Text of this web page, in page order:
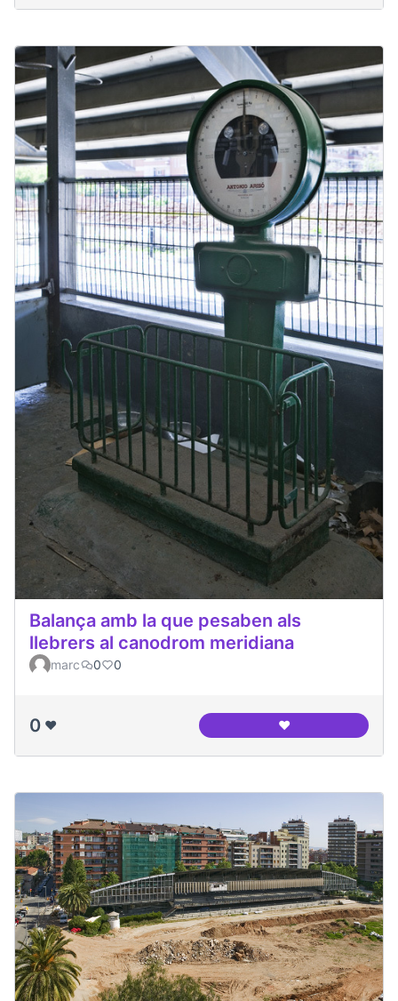
Balança amb la que pesaben als
llebrers al canodrom meridiana
marc 0 0
0 ❤️ ❤️Balança amb la